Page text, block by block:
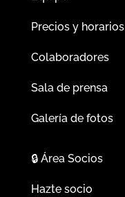
Precios y horarios
Colaboradores
Sala de prensa
Galería de fotos
🔒Área Socios
Hazte socio